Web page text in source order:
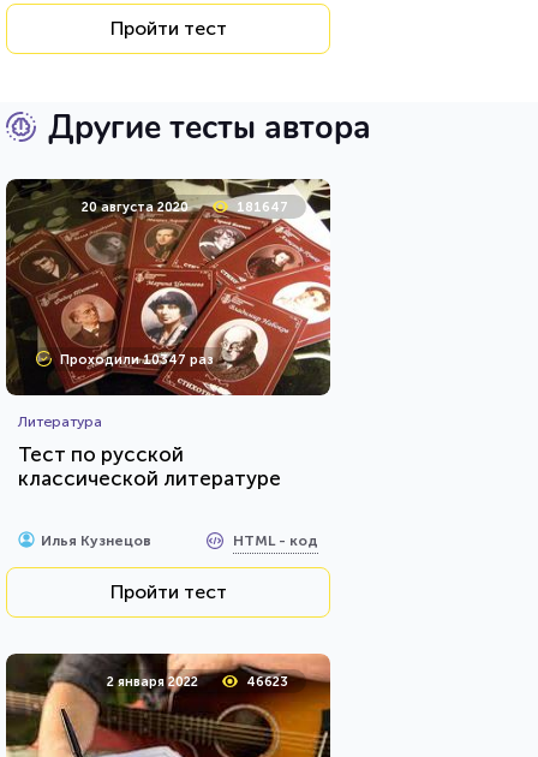
Пройти тест
Другие тесты автора
20 августа 2020 181647
Проходили 10347 раз
Литература
Тест по русской
классической литературе
Илья Кузнецов HTML - код
Пройти тест
2 января 2022 46623